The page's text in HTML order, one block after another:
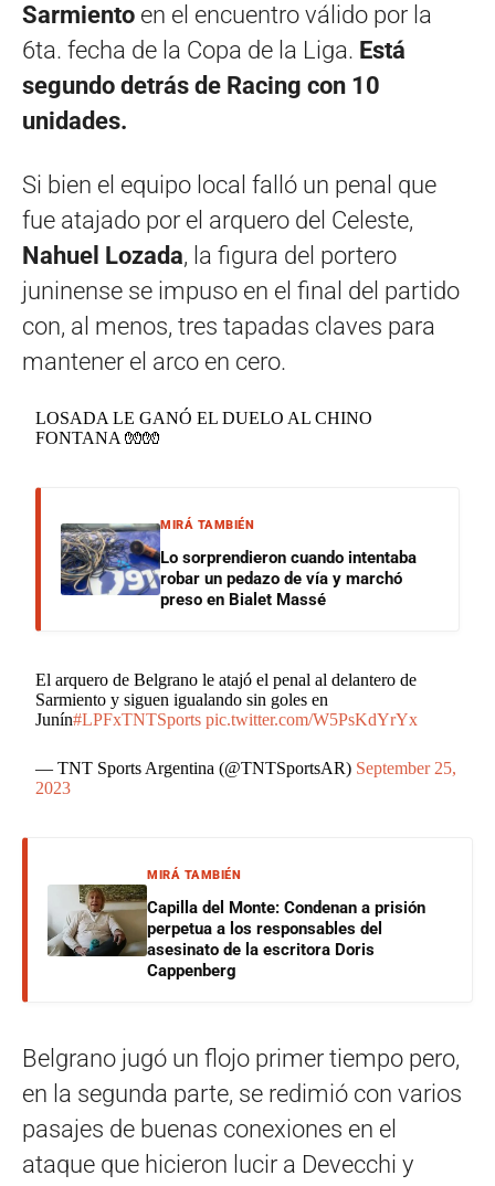
Sarmiento en el encuentro válido por la
6ta. fecha de la Copa de la Liga. Está
segundo detrás de Racing con 10
unidades.
Si bien el equipo local falló un penal que
fue atajado por el arquero del Celeste,
Nahuel Lozada, la figura del portero
juninense se impuso en el final del partido
con, al menos, tres tapadas claves para
mantener el arco en cero.
LOSADA LE GANÓ EL DUELO AL CHINO
FONTANA 🧤🧤
MIRÁ TAMBIÉN
Lo sorprendieron cuando intentaba
robar un pedazo de vía y marchó
preso en Bialet Massé
El arquero de Belgrano le atajó el penal al delantero de
Sarmiento y siguen igualando sin goles en
Junín#LPFxTNTSports pic.twitter.com/W5PsKdYrYx
— TNT Sports Argentina (@TNTSportsAR) September 25,
2023
MIRÁ TAMBIÉN
Capilla del Monte: Condenan a prisión
perpetua a los responsables del
asesinato de la escritora Doris
Cappenberg
Belgrano jugó un flojo primer tiempo pero,
en la segunda parte, se redimió con varios
pasajes de buenas conexiones en el
ataque que hicieron lucir a Devecchi y